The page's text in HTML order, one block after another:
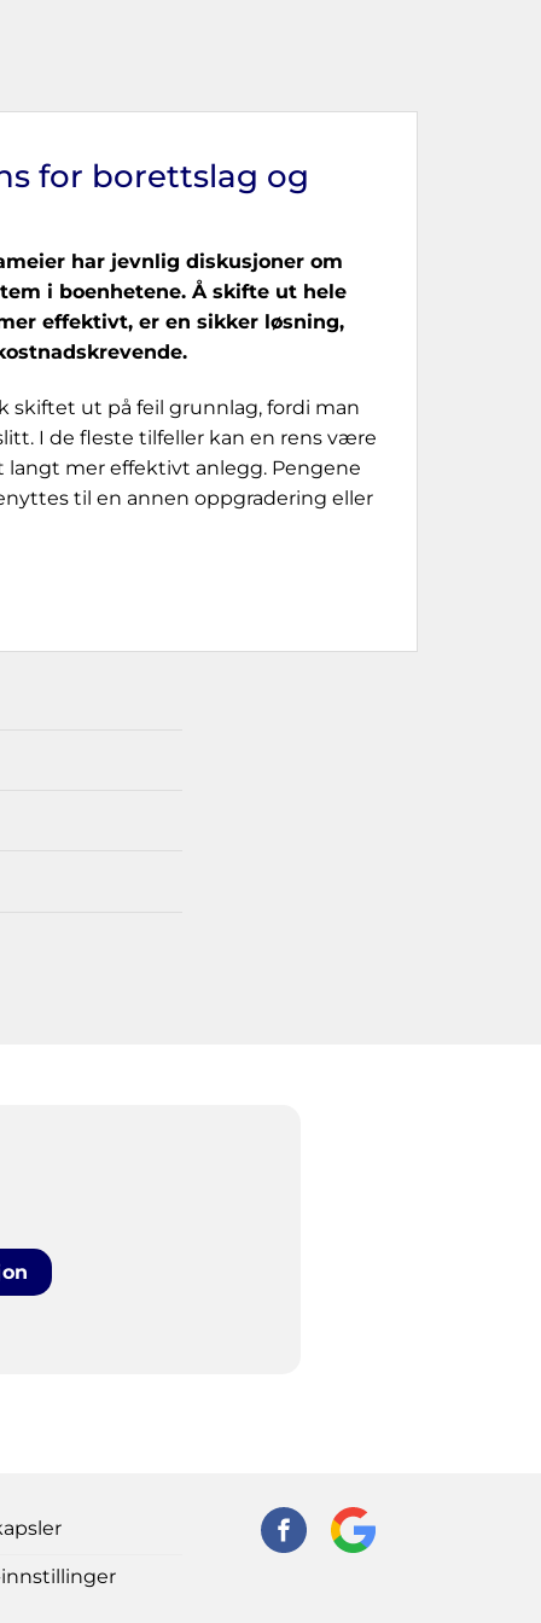
for borettslag og
har jevnlig diskusjoner om
i boenhetene. Å skifte ut hele
effektivt, er en sikker løsning,
skiftet ut på feil grunnlag, fordi man
I de fleste tilfeller kan en rens være
langt mer effektivt anlegg. Pengene
til en annen oppgradering eller